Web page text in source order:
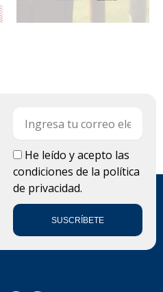
LOPDHe leído y acepto las
condiciones de la política
de privacidad.
SUSCRÍBETE